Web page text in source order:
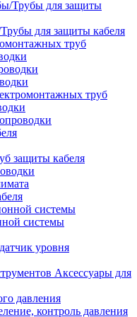
для защиты кабеля
труб
труб
защиты кабеля
системы
уровня
Аксессуары для
давления